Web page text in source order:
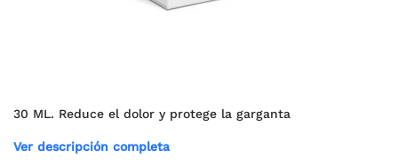
30 ML. Reduce el dolor y protege la garganta
Ver descripción completa